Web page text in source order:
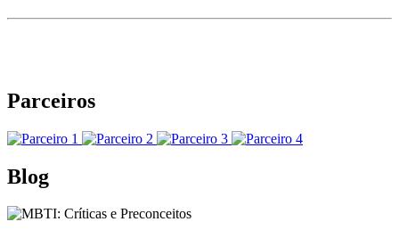
Parceiros
Blog